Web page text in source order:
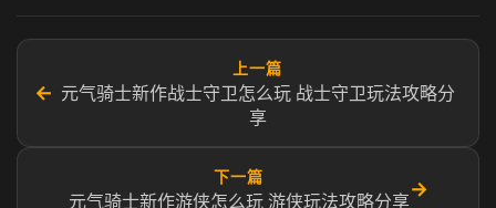
←
上一篇
元气骑士新作战士守卫怎么玩 战士守卫玩法攻略分
享
下一篇
元气骑士新作游侠怎么玩 游侠玩法攻略分享
→